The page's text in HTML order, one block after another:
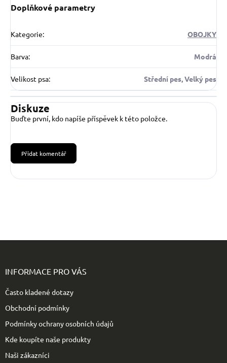
Doplňkové parametry
Kategorie: OBOJKY
Barva: Modrá
Velikost psa: Střední pes, Velký pes
Diskuze
Buďte první, kdo napíše příspěvek k této položce.
Přidat komentář
INFORMACE PRO VÁS
Často kladené dotazy
Obchodní podmínky
Podmínky ochrany osobních údajů
Kde koupíte naše produkty
Naši zákazníci